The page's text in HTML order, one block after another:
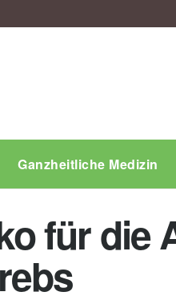
Ganzheitliche Medizin
für die